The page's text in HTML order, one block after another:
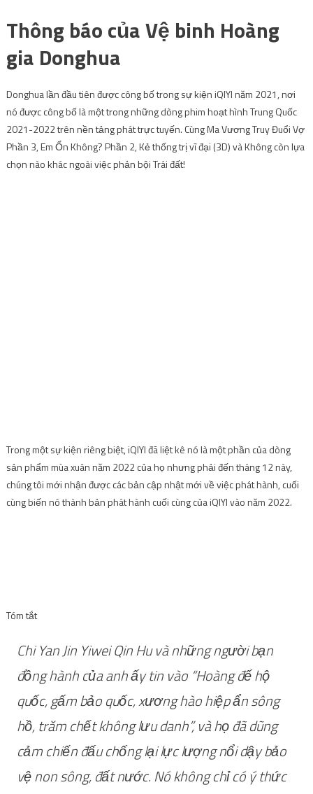
Thông báo của Vệ binh Hoàng
gia Donghua
Donghua lần đầu tiên được công bố trong sự kiện iQIYI năm 2021, nơi
nó được công bố là một trong những dòng phim hoạt hình Trung Quốc
2021-2022 trên nền tảng phát trực tuyến. Cùng Ma Vương Truy Đuổi Vợ
Phần 3, Em Ổn Không? Phần 2, Kẻ thống trị vĩ đại (3D) và Không còn lựa
chọn nào khác ngoài việc phản bội Trái đất!
Trong một sự kiện riêng biệt, iQIYI đã liệt kê nó là một phần của dòng
sản phẩm mùa xuân năm 2022 của họ nhưng phải đến tháng 12 này,
chúng tôi mới nhận được các bản cập nhật mới về việc phát hành, cuối
cùng biến nó thành bản phát hành cuối cùng của iQIYI vào năm 2022.
Tóm tắt
Chi Yan Jin Yiwei Qin Hu và những người bạn
đồng hành của anh ấy tin vào “Hoàng đế hộ
quốc, gấm bảo quốc, xương hào hiệp ẩn sông
hồ, trăm chết không lưu danh”, và họ đã dũng
cảm chiến đấu chống lại lực lượng nổi dậy bảo
vệ non sông, đất nước. Nó không chỉ có ý thức